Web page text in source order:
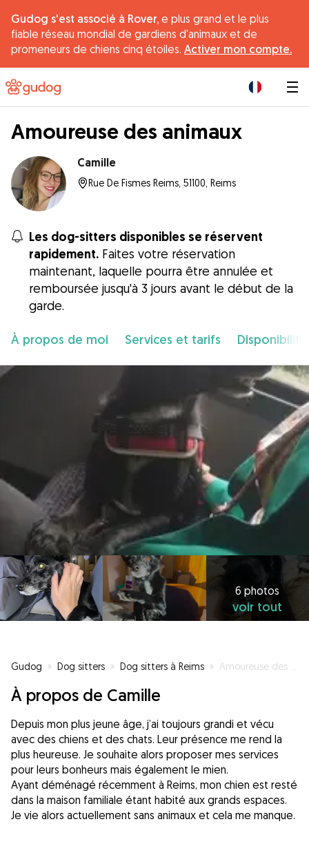
Gudog s'est associé à Rover, e plus grand et le plus
fiable réseau mondial de gardiens d'animaux et de
promeneurs de chiens cinq étoiles. Activer mon compte.
Amoureuse des animaux
Camille
Rue De Fismes Reims, 51100, Reims
Les dog-sitters disponibles se réservent
rapidement. Faites votre réservation
maintenant, laquelle pourra être annulée et
remboursée jusqu'à 3 jours avant le début de la
garde.
À propos de moi Services et tarifs Disponibilité
6 photos
voir tout
Gudog » Dog sitters » Dog sitters à Reims » Amoureuse des animaux
À propos de Camille
Depuis mon plus jeune âge, j’ai toujours grandi et vécu
avec des chiens et des chats. Leur présence me rend la
plus heureuse. Je souhaite alors proposer mes services
pour leurs bonheurs mais également le mien.
Ayant déménagé récemment à Reims, mon chien est resté
dans la maison familiale étant habité aux grands espaces.
Je vie alors actuellement sans animaux et cela me manque.